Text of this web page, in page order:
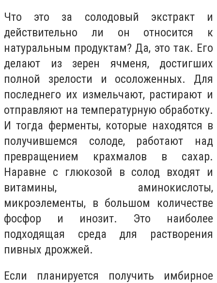
Что это за солодовый экстракт и
действительно ли он относится к
натуральным продуктам? Да, это так. Его
делают из зерен ячменя, достигших
полной зрелости и осоложенных. Для
последнего их измельчают, растирают и
отправляют на температурную обработку.
И тогда ферменты, которые находятся в
получившемся солоде, работают над
превращением крахмалов в сахар.
Наравне с глюкозой в солод входят и
витамины, аминокислоты,
микроэлементы, в большом количестве
фосфор и инозит. Это наиболее
подходящая среда для растворения
пивных дрожжей.
Если планируется получить имбирное